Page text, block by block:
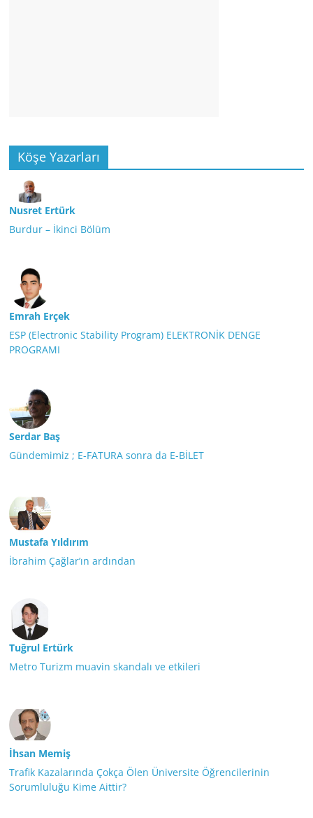
Köşe Yazarları
Nusret Ertürk
Burdur – İkinci Bölüm
Emrah Erçek
ESP (Electronic Stability Program) ELEKTRONİK DENGE
PROGRAMI
Serdar Baş
Gündemimiz ; E-FATURA sonra da E-BİLET
Mustafa Yıldırım
İbrahim Çağlar’ın ardından
Tuğrul Ertürk
Metro Turizm muavin skandalı ve etkileri
İhsan Memiş
Trafik Kazalarında Çokça Ölen Üniversite Öğrencilerinin
Sorumluluğu Kime Aittir?